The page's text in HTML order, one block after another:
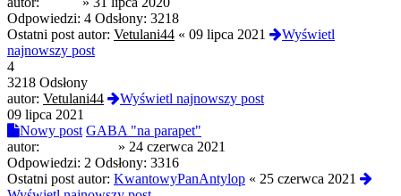
Odpowiedzi: 4 Odsłony: 3218
Ostatni post autor: Vetulani44 « 09 lipca 2021
Wyświetl
najnowszy post
4
3218 Odsłony
autor: Vetulani44
Wyświetl najnowszy post
09 lipca 2021
Nowy post GABA "na parapet"
autor:
» 24 czerwca 2021
Odpowiedzi: 2 Odsłony: 3316
Ostatni post autor: KwantowyPanAntylop « 25 czerwca 2021